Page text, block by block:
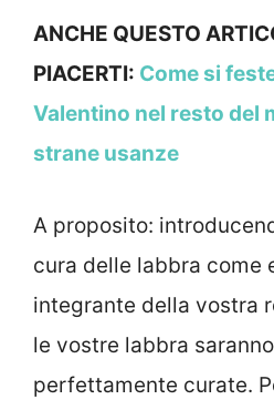
ANCHE QUESTO
PIACERTI: Come si
Valentino nel resto del
strane usanze
A proposito:
cura delle labbra come
integrante della vostra
le vostre labbra
perfettamente curate.